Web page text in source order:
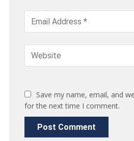
Save my name, email, and
for the next time I comment.